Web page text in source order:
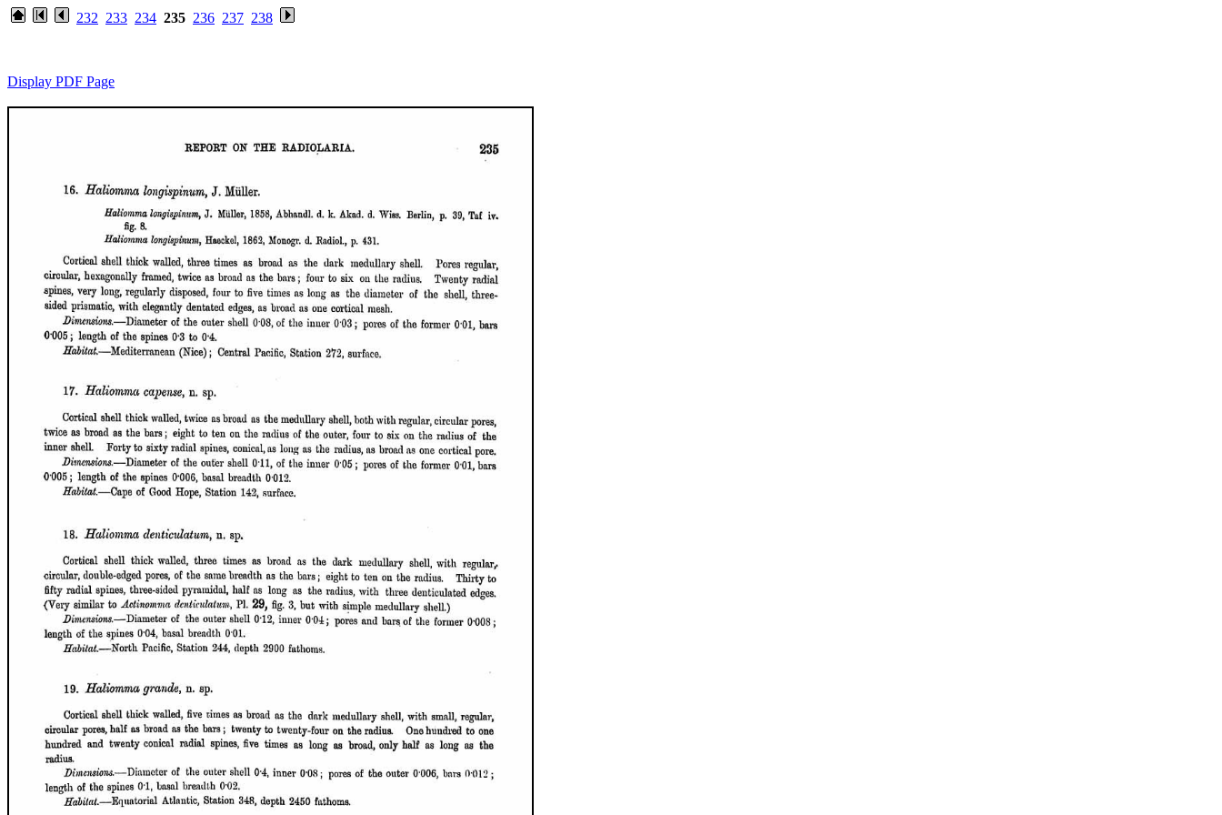
232 233 234 235 236 237 238
Display PDF Page